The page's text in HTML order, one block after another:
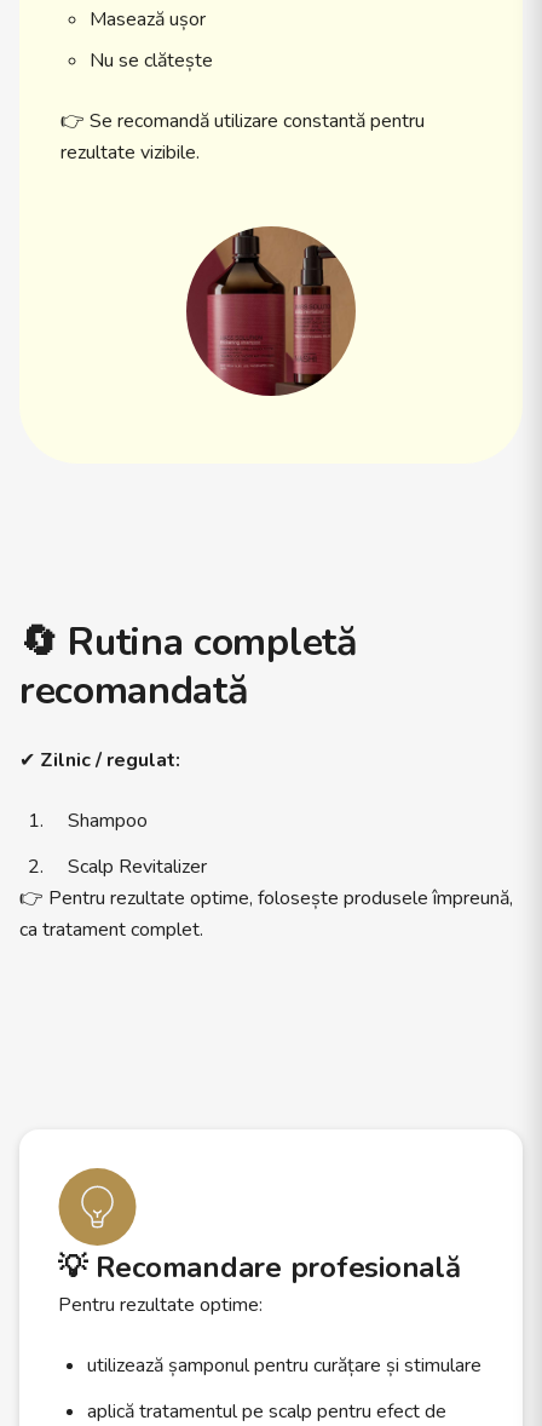
Masează ușor
Nu se clătește
👉 Se recomandă utilizare constantă pentru
rezultate vizibile.
🔄 Rutina completă
recomandată
✔ Zilnic / regulat:
Shampoo
Scalp Revitalizer
👉 Pentru rezultate optime, folosește produsele împreună,
ca tratament complet.
💡 Recomandare profesională
Pentru rezultate optime:
utilizează șamponul pentru curățare și stimulare
aplică tratamentul pe scalp pentru efect de